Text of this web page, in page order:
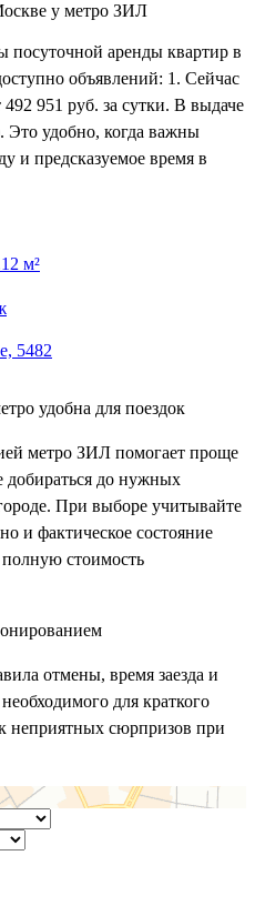
у метро ЗИЛ
посуточной аренды квартир в
объявлений: 1. Сейчас
951 руб. за сутки. В выдаче
Это удобно, когда важны
и предсказуемое время в
м²
5482
удобна для поездок
метро ЗИЛ помогает проще
добираться до нужных
При выборе учитывайте
и фактическое состояние
стоимость
отмены, время заезда и
для краткого
неприятных сюрпризов при